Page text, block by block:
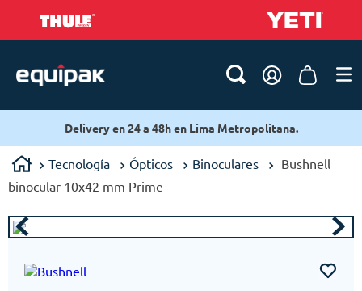
Delivery en 24 a 48h en Lima Metropolitana.
Tecnología Ópticos Binoculares
Bushnell
binocular 10x42 mm Prime